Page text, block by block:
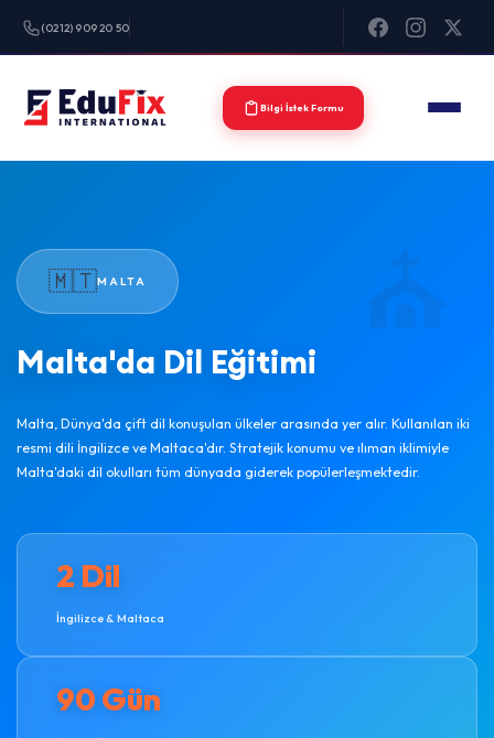
(0212) 909 20 50
Bilgi İstek Formu
🇲🇹MALTA
Malta'da Dil Eğitimi
Malta, Dünya'da çift dil konuşulan ülkeler arasında yer alır. Kullanılan iki
resmi dili İngilizce ve Maltaca'dır. Stratejik konumu ve ılıman iklimiyle
Malta'daki dil okulları tüm dünyada giderek popülerleşmektedir.
2 Dil
İngilizce & Maltaca
90 Gün